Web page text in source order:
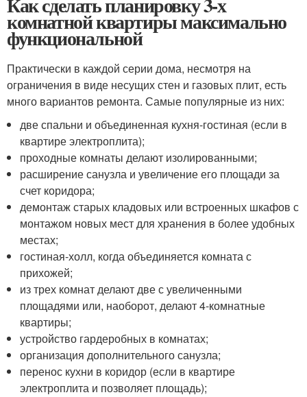
комнатной квартиры максимально
функциональной
Практически в каждой серии дома, несмотря на
ограничения в виде несущих стен и газовых плит, есть
много вариантов ремонта. Самые популярные из них:
две спальни и объединенная кухня-гостиная (если в
квартире электроплита);
проходные комнаты делают изолированными;
расширение санузла и увеличение его площади за
счет коридора;
демонтаж старых кладовых или встроенных шкафов с
монтажом новых мест для хранения в более удобных
местах;
гостиная-холл, когда объединяется комната с
прихожей;
из трех комнат делают две с увеличенными
площадями или, наоборот, делают 4-комнатные
квартиры;
устройство гардеробных в комнатах;
организация дополнительного санузла;
перенос кухни в коридор (если в квартире
электроплита и позволяет площадь);